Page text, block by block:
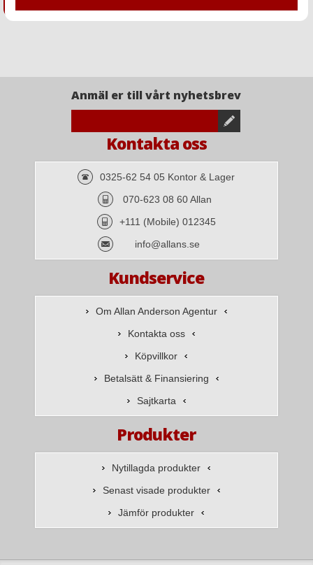
Anmäl er till vårt nyhetsbrev
Kontakta oss
0325-62 54 05 Kontor & Lager
070-623 08 60 Allan
+111 (Mobile) 012345
info@allans.se
Kundservice
Om Allan Anderson Agentur
Kontakta oss
Köpvillkor
Betalsätt & Finansiering
Sajtkarta
Produkter
Nytillagda produkter
Senast visade produkter
Jämför produkter